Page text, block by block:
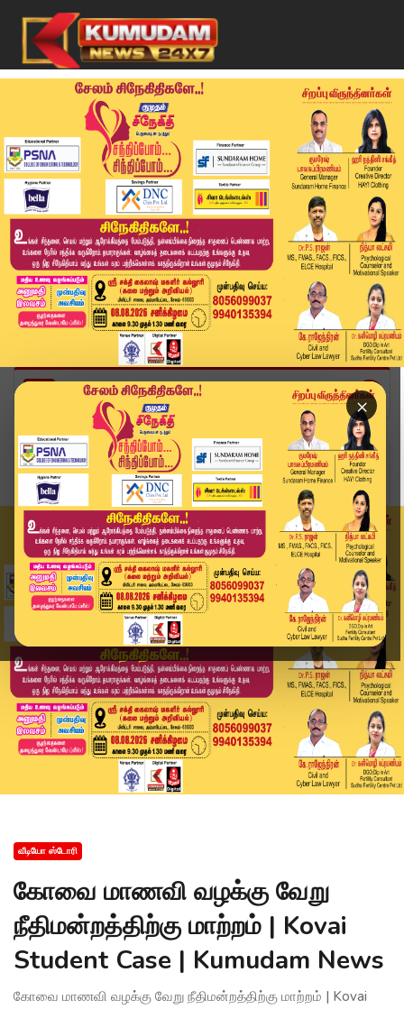
×
Home
வீடியோ ஸ்டோரி
கோவை மாணவி வழக்கு வேறு நீதிமன்றத்திற்கு மாற்றம்...
வீடியோ ஸ்டோரி
கோவை மாணவி வழக்கு வேறு
நீதிமன்றத்திற்கு மாற்றம் | Kovai
Student Case | Kumudam News
கோவை மாணவி வழக்கு வேறு நீதிமன்றத்திற்கு மாற்றம் | Kovai